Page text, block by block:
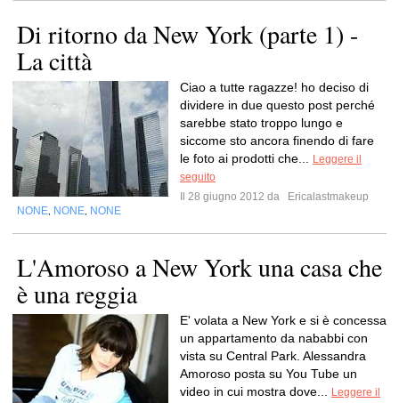
Di ritorno da New York (parte 1) -
La città
Ciao a tutte ragazze! ho deciso di
dividere in due questo post perché
sarebbe stato troppo lungo e
siccome sto ancora finendo di fare
le foto ai prodotti che...
Leggere il
seguito
Il 28 giugno 2012 da
Ericalastmakeup
NONE NONE NONE
L'Amoroso a New York una casa che
è una reggia
E' volata a New York e si è concessa
un appartamento da nababbi con
vista su Central Park. Alessandra
Amoroso posta su You Tube un
video in cui mostra dove...
Leggere il